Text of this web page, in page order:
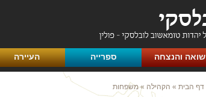
שואה והנצחה ספרייה העיירה
דף הבית » הקהילה »משפחות